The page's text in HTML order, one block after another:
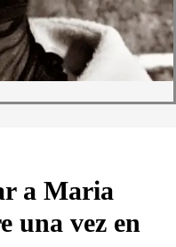
a Maria
una vez en